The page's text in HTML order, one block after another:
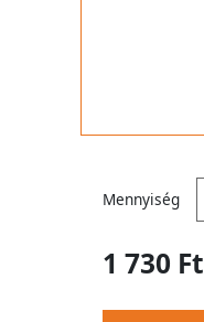
Mennyiség
1 730 Ft